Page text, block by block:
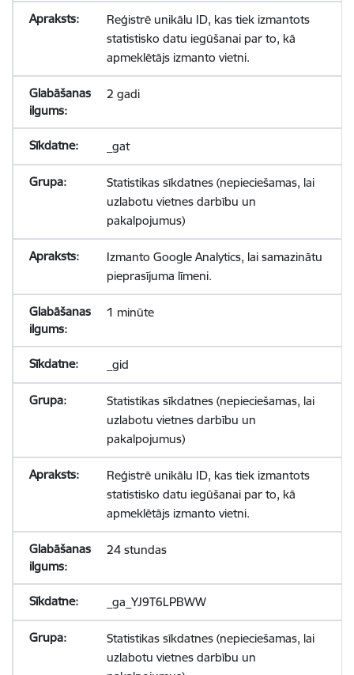
Reģistrē unikālu ID, kas tiek izmantots
statistisko datu iegūšanai par to, kā
apmeklētājs izmanto vietni.
2 gadi
_gat
Statistikas sīkdatnes (nepieciešamas, lai
uzlabotu vietnes darbību un
pakalpojumus)
Izmanto Google Analytics, lai samazinātu
pieprasījuma līmeni.
1 minūte
_gid
Statistikas sīkdatnes (nepieciešamas, lai
uzlabotu vietnes darbību un
pakalpojumus)
Reģistrē unikālu ID, kas tiek izmantots
statistisko datu iegūšanai par to, kā
apmeklētājs izmanto vietni.
24 stundas
_ga_YJ9T6LPBWW
Statistikas sīkdatnes (nepieciešamas, lai
uzlabotu vietnes darbību un